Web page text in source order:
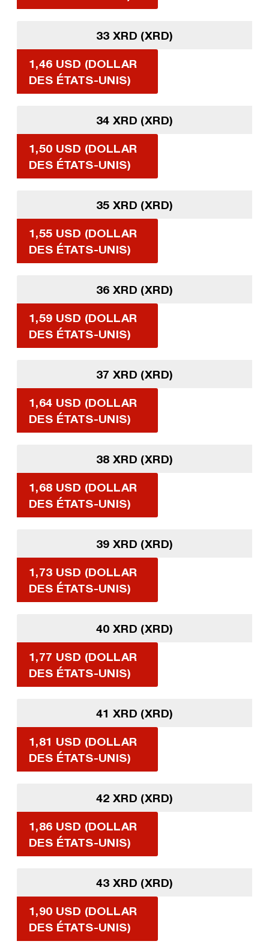
33 XRD (XRD)
1,46 USD (DOLLAR
DES ÉTATS-UNIS)
34 XRD (XRD)
1,50 USD (DOLLAR
DES ÉTATS-UNIS)
35 XRD (XRD)
1,55 USD (DOLLAR
DES ÉTATS-UNIS)
36 XRD (XRD)
1,59 USD (DOLLAR
DES ÉTATS-UNIS)
37 XRD (XRD)
1,64 USD (DOLLAR
DES ÉTATS-UNIS)
38 XRD (XRD)
1,68 USD (DOLLAR
DES ÉTATS-UNIS)
39 XRD (XRD)
1,73 USD (DOLLAR
DES ÉTATS-UNIS)
40 XRD (XRD)
1,77 USD (DOLLAR
DES ÉTATS-UNIS)
41 XRD (XRD)
1,81 USD (DOLLAR
DES ÉTATS-UNIS)
42 XRD (XRD)
1,86 USD (DOLLAR
DES ÉTATS-UNIS)
43 XRD (XRD)
1,90 USD (DOLLAR
DES ÉTATS-UNIS)